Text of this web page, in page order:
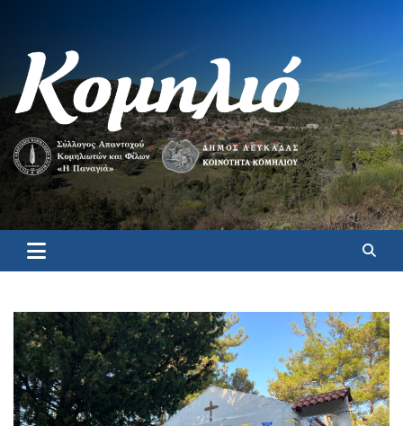
Κομηλιό
Επίσημη ιστοσελίδα για το Κομηλιό Λευκάδας